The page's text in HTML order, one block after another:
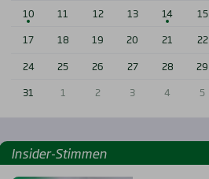
10
11 12 13 14 15
17
18 19 20 21 22
24
25 26 27 28 29
31
1 2 3 4 5
Insi­der-Stim­men